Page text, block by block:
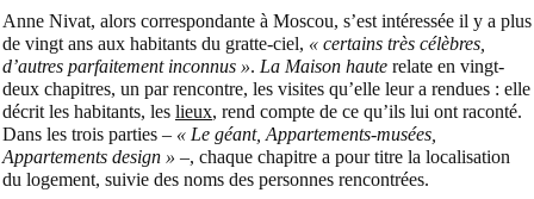
Anne Nivat, alors correspondante à Moscou, s’est intéressée il y a plus
de vingt ans aux habitants du gratte-ciel, « certains très célèbres,
d’autres parfaitement inconnus ». La Maison haute relate en vingt-
deux chapitres, un par rencontre, les visites qu’elle leur a rendues : elle
décrit les habitants, les lieux, rend compte de ce qu’ils lui ont raconté.
Dans les trois parties – « Le géant, Appartements-musées,
Appartements design » –, chaque chapitre a pour titre la localisation
du logement, suivie des noms des personnes rencontrées.